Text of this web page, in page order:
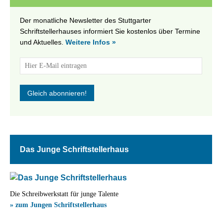
Der monatliche Newsletter des Stuttgarter
Schriftstellerhauses informiert Sie kostenlos über Termine
und Aktuelles. Weitere Infos »
Das Junge Schriftstellerhaus
Die Schreibwerkstatt für junge Talente
» zum Jungen Schriftstellerhaus